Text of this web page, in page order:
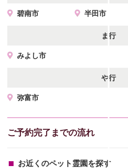
碧南市 半田市
ま行
みよし市
や行
弥富市
ご予約完了までの流れ
お近くのペット霊園を探す